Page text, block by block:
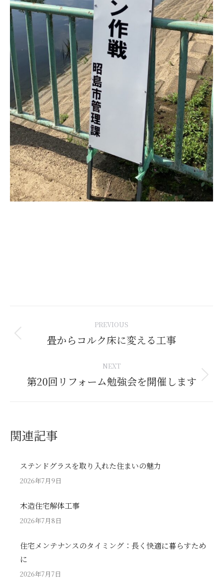
navigation
PREVIOUS
Previous
畳からコルク床に変える工事
NEXT
Next
第20回リフォーム勉強会を開催します
関連記事
ステンドグラスを取り入れた住まいの魅力
2026年7月9日
木造住宅解体工事
2026年7月8日
住宅メンテナンスのタイミング：長く快適に暮らすため
に
2026年7月7日